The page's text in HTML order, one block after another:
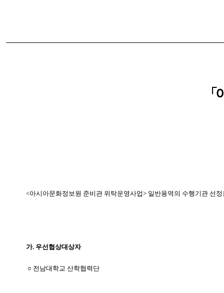
<아시아문화정보원 준비관 위탁운영사업> 일반용역의 수행기관 선
가. 우선협상대상자
○ 전남대학교 산학협력단